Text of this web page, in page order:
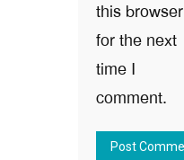
this browser
for the next
time I
comment.